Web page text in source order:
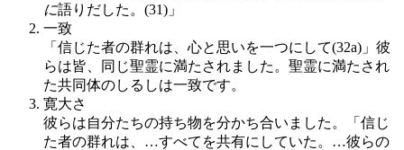
に語りだした。(31)」
一致
「信じた者の群れは、心と思いを一つにして(32a)」彼
らは皆、同じ聖霊に満たされました。聖霊に満たされ
た共同体のしるしは一致です。
寛大さ
彼らは自分たちの持ち物を分かち合いました。「信じ
た者の群れは、…すべてを共有にしていた。…彼らの